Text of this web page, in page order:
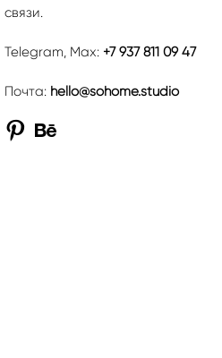
связи.
Telegram, Max: +7 937 811 09 47
Почта: hello@sohome.studio